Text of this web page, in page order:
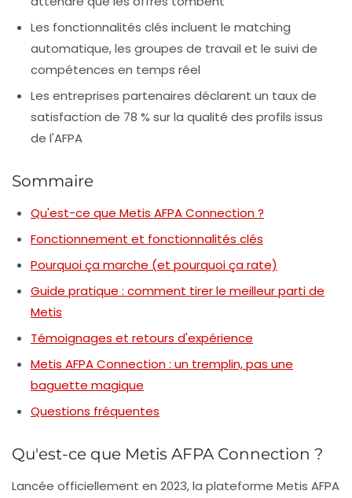
Les fonctionnalités clés incluent le matching
automatique, les groupes de travail et le suivi de
compétences en temps réel
Les entreprises partenaires déclarent un taux de
satisfaction de 78 % sur la qualité des profils issus
de l'AFPA
Sommaire
Qu'est-ce que Metis AFPA Connection ?
Fonctionnement et fonctionnalités clés
Pourquoi ça marche (et pourquoi ça rate)
Guide pratique : comment tirer le meilleur parti de
Metis
Témoignages et retours d'expérience
Metis AFPA Connection : un tremplin, pas une
baguette magique
Questions fréquentes
Qu'est-ce que Metis AFPA Connection ?
Lancée officiellement en 2023, la plateforme Metis AFPA